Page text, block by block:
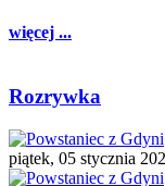
więcej ...
Rozrywka
piątek, 05 stycznia